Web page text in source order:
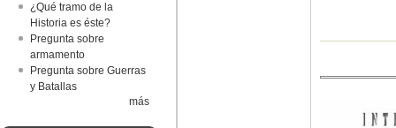
¿Qué tramo de la
Historia es éste?
Pregunta sobre
armamento
Pregunta sobre Guerras
y Batallas
más